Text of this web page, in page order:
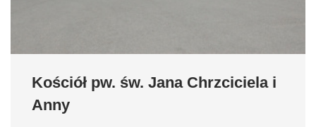
Kościół pw. św. Jana Chrzciciela i
Anny